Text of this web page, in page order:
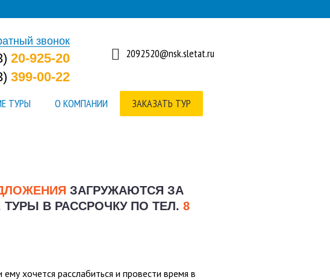
звонок
20-925-20
399-00-22
2092520@nsk.sletat.ru
ТУРЫ О КОМПАНИИ ЗАКАЗАТЬ ТУР
ЗАГРУЖАЮТСЯ ЗА
В РАССРОЧКУ ПО ТЕЛ. 8
хочется расслабиться и провести время в